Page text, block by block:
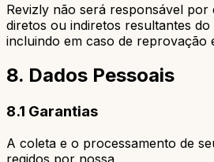
Revizly não será responsável por
diretos ou indiretos resultantes
incluindo em caso de reprovação
8. Dados Pessoais
8.1 Garantias
A coleta e o processamento de